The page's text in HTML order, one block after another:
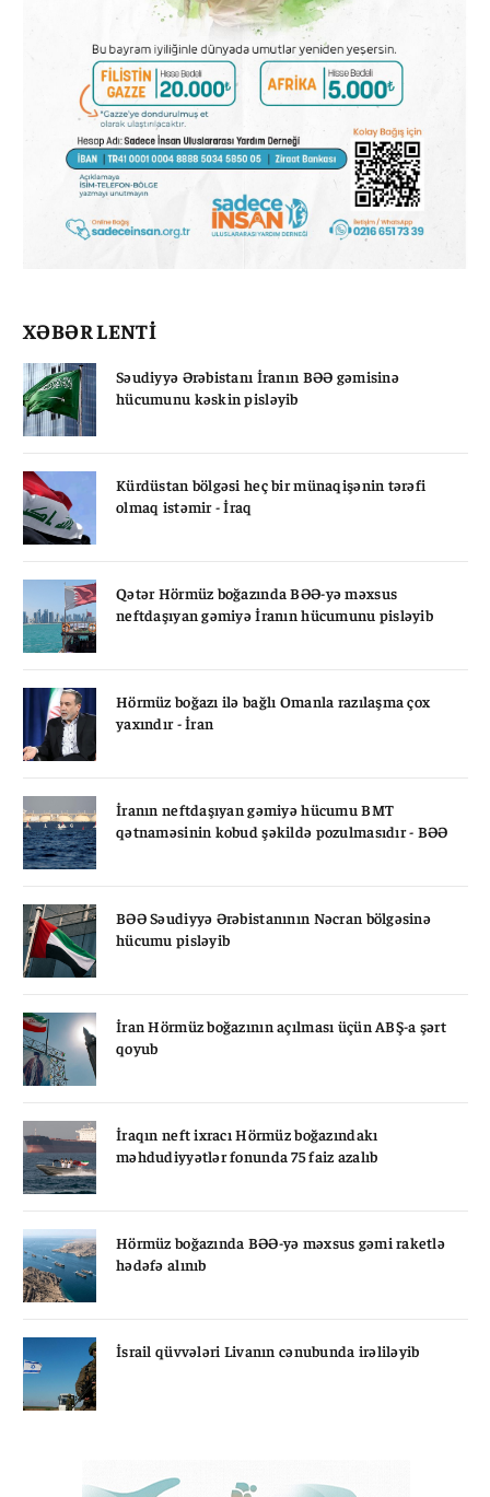
XƏBƏR LENTİ
Səudiyyə Ərəbistanı İranın BƏƏ gəmisinə
hücumunu kəskin pisləyib
Kürdüstan bölgəsi heç bir münaqişənin tərəfi
olmaq istəmir - İraq
Qətər Hörmüz boğazında BƏƏ-yə məxsus
neftdaşıyan gəmiyə İranın hücumunu pisləyib
Hörmüz boğazı ilə bağlı Omanla razılaşma çox
yaxındır - İran
İranın neftdaşıyan gəmiyə hücumu BMT
qətnaməsinin kobud şəkildə pozulmasıdır - BƏƏ
BƏƏ Səudiyyə Ərəbistanının Nəcran bölgəsinə
hücumu pisləyib
İran Hörmüz boğazının açılması üçün ABŞ-a şərt
qoyub
İraqın neft ixracı Hörmüz boğazındakı
məhdudiyyətlər fonunda 75 faiz azalıb
Hörmüz boğazında BƏƏ-yə məxsus gəmi raketlə
hədəfə alınıb
İsrail qüvvələri Livanın cənubunda irəliləyib